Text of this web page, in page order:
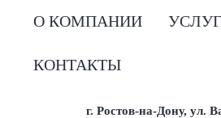
О КОМПАНИИ
КОНТАКТЫ
г. Ростов-на-Дону, ул.